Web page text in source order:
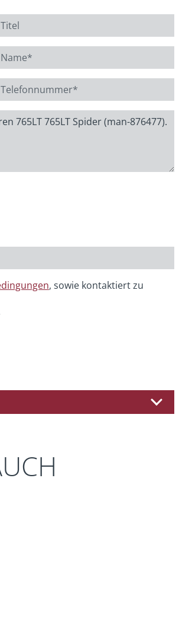
, sowie kontaktiert zu